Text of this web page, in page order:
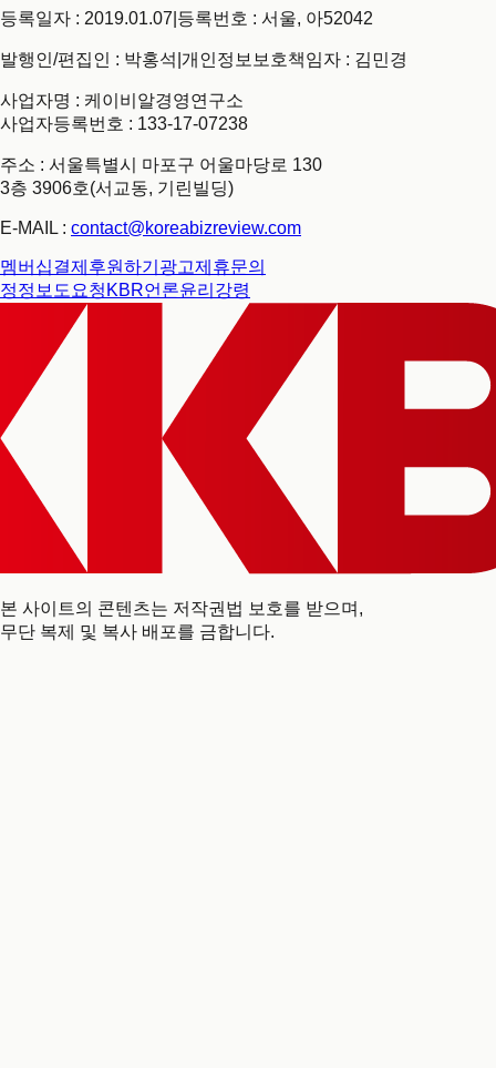
등록일자 : 2019.01.07 등록번호 : 서울, 아52042
발행인/편집인 : 박홍석 개인정보보호책임자 : 김민경
사업자명 : 케이비알경영연구소
사업자등록번호 : 133-17-07238
주소 : 서울특별시 마포구 어울마당로 130
3층 3906호(서교동, 기린빌딩)
E-MAIL : contact@koreabizreview.com
멤버십결제 후원하기 광고제휴문의
정정보도요청 KBR언론윤리강령
본 사이트의 콘텐츠는 저작권법 보호를 받으며,
무단 복제 및 복사 배포를 금합니다.